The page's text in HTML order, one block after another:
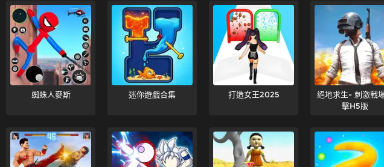
蜘蛛人麥斯 迷你遊戲合集 打造女王2025
絕地求生- 刺激戰
擊H5版